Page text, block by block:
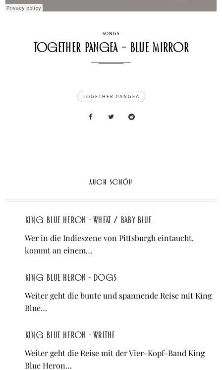
CATEGORIES
SONGS
Together Pangea – Blue Mirror
TOGETHER PANGEA
AUCH SCHÖN
King Blue Heron - Wheat / Baby Blue
Wer in die Indieszene von Pittsburgh eintaucht,
kommt an einem…
King Blue Heron - Dogs
Weiter geht die bunte und spannende Reise mit King
Blue…
King Blue Heron - Writhe
Weiter geht die Reise mit der Vier-Kopf-Band King
Blue Heron…